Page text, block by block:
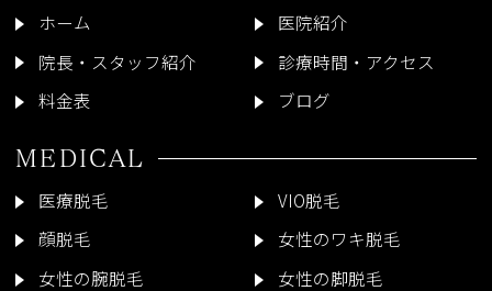
ホーム
医院紹介
院長・スタッフ紹介
診療時間・アクセス
料金表
ブログ
MEDICAL
医療脱毛
VIO脱毛
顔脱毛
女性のワキ脱毛
女性の腕脱毛
女性の脚脱毛